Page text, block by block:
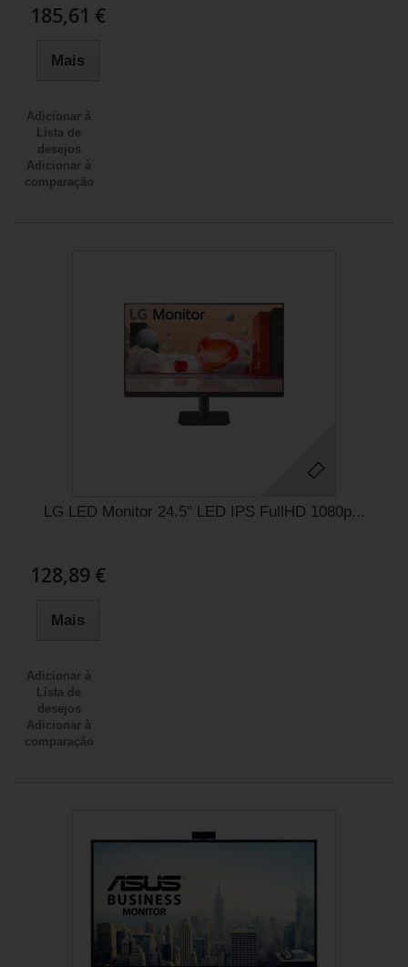
185,61 €
Mais
Adicionar à
Lista de
desejos
Adicionar à
comparação
LG LED Monitor 24.5" LED IPS FullHD 1080p...
128,89 €
Mais
Adicionar à
Lista de
desejos
Adicionar à
comparação